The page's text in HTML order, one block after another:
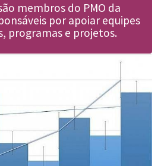
membros do PMO da
por apoiar equipes
programas e projetos.